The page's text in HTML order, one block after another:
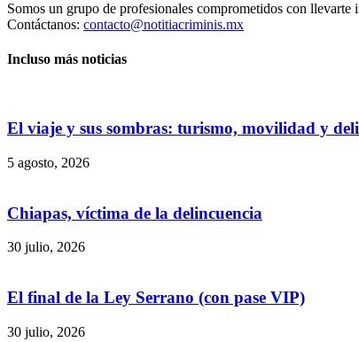
Somos un grupo de profesionales comprometidos con
Contáctanos: contacto@notitiacriminis.mx
Incluso más noticias
El viaje y sus sombras: turismo, movilidad y
5 agosto, 2026
Chiapas, víctima de la delincuencia
30 julio, 2026
El final de la Ley Serrano (con pase VIP)
30 julio, 2026